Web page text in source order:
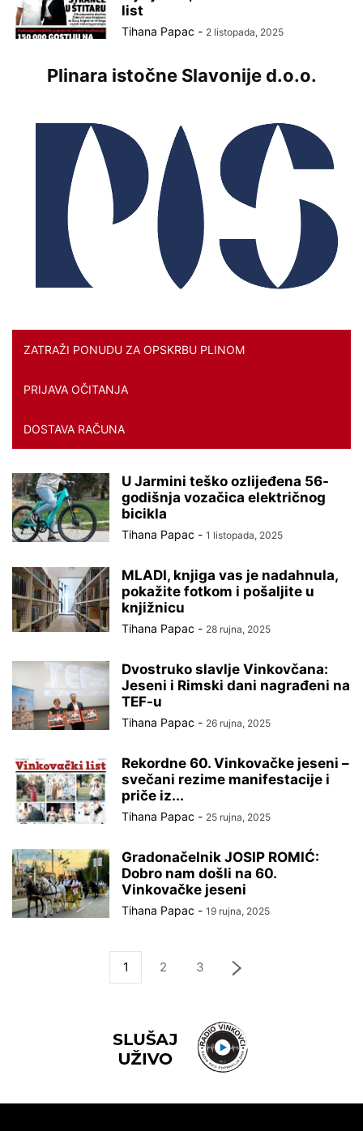
list
Tihana Papac - 2 listopada, 2025
Plinara istočne Slavonije d.o.o.
ZATRAŽI PONUDU ZA OPSKRBU PLINOM
PRIJAVA OČITANJA
DOSTAVA RAČUNA
U Jarmini teško ozlijeđena 56-
godišnja vozačica električnog
bicikla
Tihana Papac - 1 listopada, 2025
MLADI, knjiga vas je nadahnula,
pokažite fotkom i pošaljite u
knjižnicu
Tihana Papac - 28 rujna, 2025
Dvostruko slavlje Vinkovčana:
Jeseni i Rimski dani nagrađeni na
TEF-u
Tihana Papac - 26 rujna, 2025
Rekordne 60. Vinkovačke jeseni –
svečani rezime manifestacije i
priče iz...
Tihana Papac - 25 rujna, 2025
Gradonačelnik JOSIP ROMIĆ:
Dobro nam došli na 60.
Vinkovačke jeseni
Tihana Papac - 19 rujna, 2025
1 2 3